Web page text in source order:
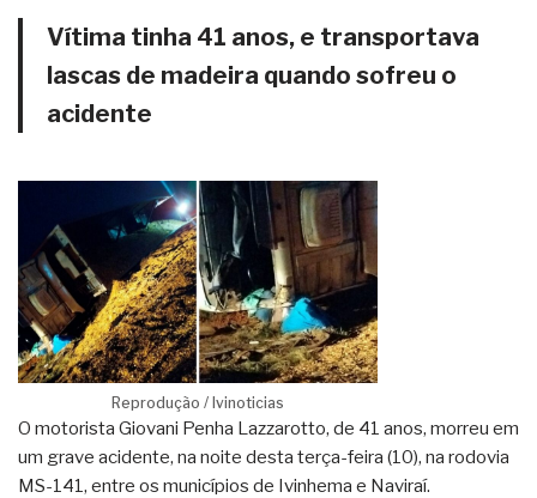
Vítima tinha 41 anos, e transportava
lascas de madeira quando sofreu o
acidente
Reprodução / Ivinoticias
O motorista Giovani Penha Lazzarotto, de 41 anos, morreu em
um grave acidente, na noite desta terça-feira (10), na rodovia
MS-141, entre os municípios de Ivinhema e Naviraí.